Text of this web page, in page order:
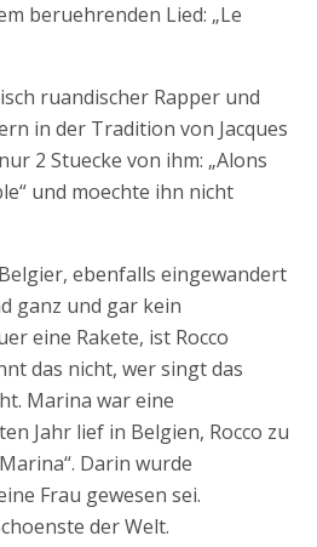
beruehrenden Lied: „Le
ruandischer Rapper und
in der Tradition von Jacques
2 Stuecke von ihm: „Alons
und moechte ihn nicht
ebenfalls eingewandert
ganz und gar kein
eine Rakete, ist Rocco
das nicht, wer singt das
Marina war eine
Jahr lief in Belgien, Rocco zu
Darin wurde
Frau gewesen sei.
der Welt.